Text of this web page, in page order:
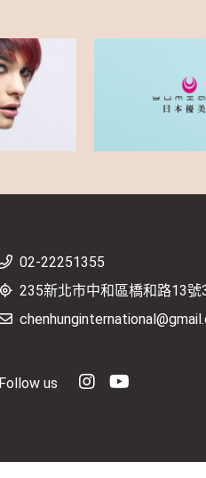
02-22251355
235新北市中和區橋和路13號
Follow us